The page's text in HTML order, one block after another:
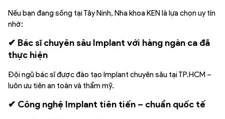
Nếu bạn đang sống tại Tây Ninh, Nha khoa KEN là lựa chọn uy tín
nhờ:
✔ Bác sĩ chuyên sâu Implant với hàng ngàn ca đã
thực hiện
Đội ngũ bác sĩ được đào tạo Implant chuyên sâu tại TP.HCM –
luôn ưu tiên an toàn và thẩm mỹ.
✔ Công nghệ Implant tiên tiến – chuẩn quốc tế